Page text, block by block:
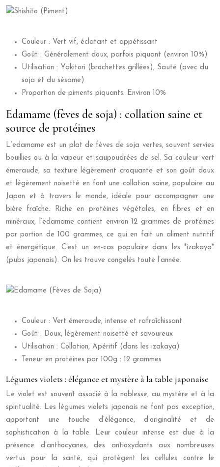
Couleur : Vert vif, éclatant et appétissant
Goût : Généralement doux, parfois piquant (environ 10%)
Utilisation : Yakitori (brochettes grillées), Sauté (avec du
soja et du sésame)
Proportion de piments piquants: Environ 10%
Edamame (fèves de soja) : collation saine et
source de protéines
L’edamame est un plat de fèves de soja vertes, souvent servies
bouillies ou à la vapeur et saupoudrées de sel. Sa couleur vert
émeraude, sa texture légèrement croquante et son goût doux
et légèrement noisetté en font une collation saine, populaire au
Japon et à travers le monde, idéale pour accompagner une
bière fraîche. Riche en protéines végétales, en fibres et en
minéraux, l’edamame contient environ 12 grammes de protéines
par portion de 100 grammes, ce qui en fait un aliment nutritif
et énergétique. C’est un en-cas populaire dans les *izakaya*
(pubs japonais). On les trouve congelés toute l’année.
Couleur : Vert émeraude, intense et rafraîchissant
Goût : Doux, légèrement noisetté et savoureux
Utilisation : Collation, Apéritif (dans les izakaya)
Teneur en protéines par 100g : 12 grammes
Légumes violets : élégance et mystère à la table japonaise
Le violet est souvent associé à la noblesse, au mystère et à la
spiritualité. Les légumes violets japonais ne font pas exception,
apportant une touche d’élégance, d’originalité et de
sophistication à la table. Leur couleur intense est due à la
présence d’anthocyanes, des antioxydants aux nombreuses
vertus pour la santé, qui protègent les cellules contre le